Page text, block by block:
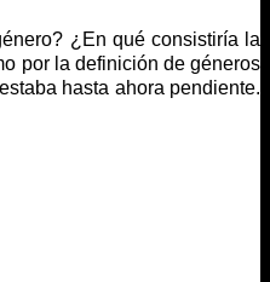
¿En qué consistiría la
por la definición de géneros
hasta ahora pendiente.